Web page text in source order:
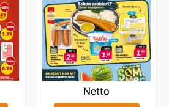
Netto